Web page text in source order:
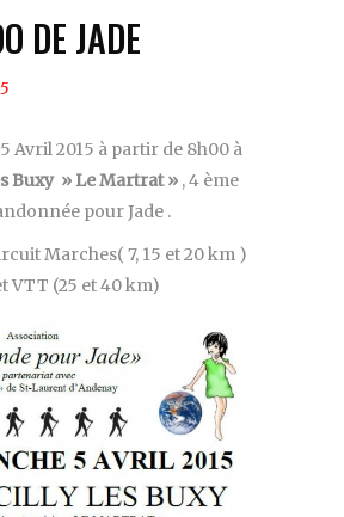
DE JADE
Avril 2015 à partir de 8h00 à
Buxy » Le Martrat » , 4 ème
pour Jade .
Marches( 7, 15 et 20 km )
VTT (25 et 40 km)